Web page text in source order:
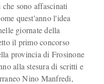
sono affascinati
quest'anno l'idea
giornate della
il primo concorso
provincia di Frosinone
alla stesura di scritti e
Nino Manfredi,